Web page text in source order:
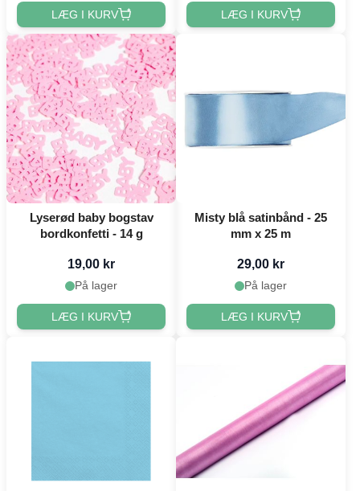
LÆG I KURV LÆG I KURV
Lyserød baby bogstav
bordkonfetti - 14 g
19,00 kr
På lager
LÆG I KURV
Misty blå satinbånd - 25
mm x 25 m
29,00 kr
På lager
LÆG I KURV